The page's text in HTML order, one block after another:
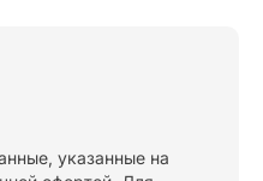
указанные на